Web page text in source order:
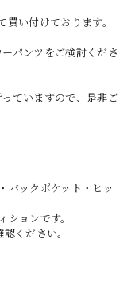
い付けております。
パンツをご検討くださ
ていますので、是非ご
バックポケット・ヒッ
ョンです。
ください。